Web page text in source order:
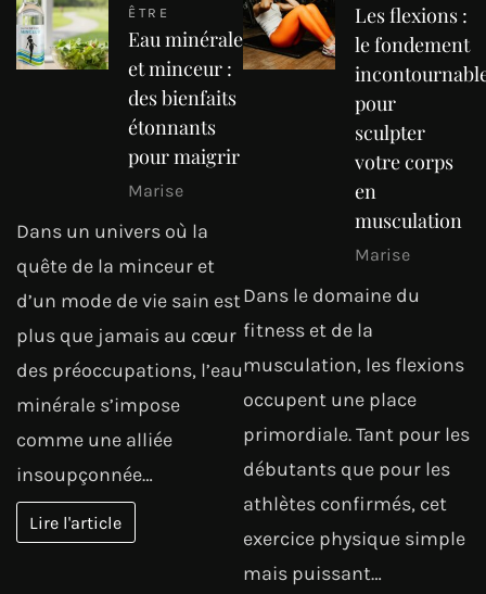
ÊTRE
Eau minérale
et minceur :
des bienfaits
étonnants
pour maigrir
Marise
Dans un univers où la
quête de la minceur et
d’un mode de vie sain est
plus que jamais au cœur
des préoccupations, l’eau
minérale s’impose
comme une alliée
insoupçonnée…
Lire l'article
Les flexions :
le fondement
pour
sculpter
votre corps
en
musculation
Marise
Dans le domaine du
fitness et de la
musculation, les flexions
occupent une place
primordiale. Tant pour les
débutants que pour les
athlètes confirmés, cet
exercice physique simple
mais puissant…